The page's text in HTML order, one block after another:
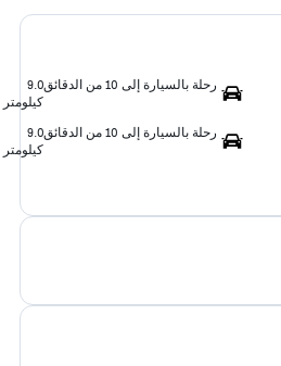
رحلة بالسيارة إلى 10 من الدقائق
9.0
كيلومتر
رحلة بالسيارة إلى 10 من الدقائق
9.0
كيلومتر